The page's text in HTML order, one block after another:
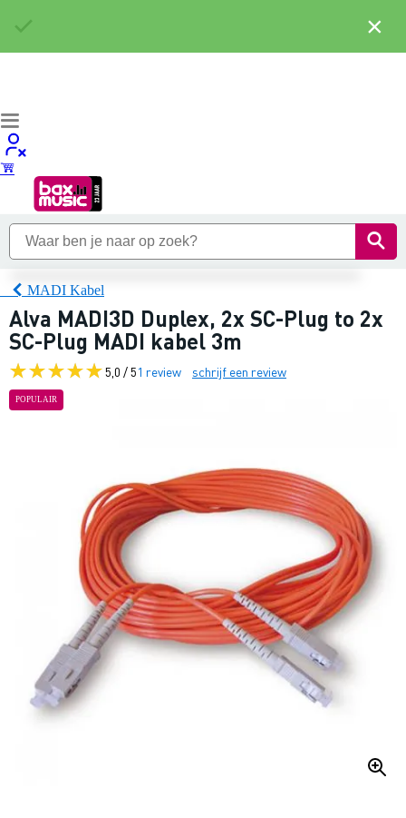
MADI Kabel
Alva MADI3D Duplex, 2x SC-Plug to 2x
SC-Plug MADI kabel 3m
5,0 / 51 review schrijf een review
POPULAIR
×